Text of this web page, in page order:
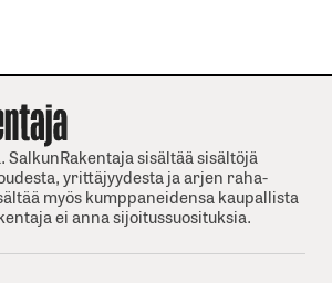
SalkunRakentaja sisältää sisältöjä
yrittäjyydesta ja arjen raha-
myös kumppaneidensa kaupallista
ei anna sijoitussuosituksia.